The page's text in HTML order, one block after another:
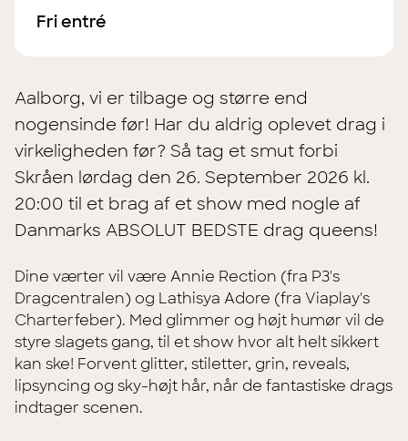
Fri entré
Aalborg, vi er tilbage og større end
nogensinde før! Har du aldrig oplevet drag i
virkeligheden før? Så tag et smut forbi
Skråen lørdag den 26. September 2026 kl.
20:00 til et brag af et show med nogle af
Danmarks ABSOLUT BEDSTE drag queens!
Dine værter vil være Annie Rection (fra P3's
Dragcentralen) og Lathisya Adore (fra Viaplay's
Charterfeber). Med glimmer og højt humør vil de
styre slagets gang, til et show hvor alt helt sikkert
kan ske! Forvent glitter, stiletter, grin, reveals,
lipsyncing og sky-højt hår, når de fantastiske drags
indtager scenen.